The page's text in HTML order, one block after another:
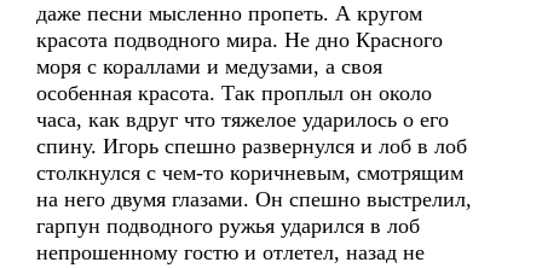
даже песни мысленно пропеть. А кругом
красота подводного мира. Не дно Красного
моря с кораллами и медузами, а своя
особенная красота. Так проплыл он около
часа, как вдруг что тяжелое ударилось о его
спину. Игорь спешно развернулся и лоб в лоб
столкнулся с чем-то коричневым, смотрящим
на него двумя глазами. Он спешно выстрелил,
гарпун подводного ружья ударился в лоб
непрошенному гостю и отлетел, назад не